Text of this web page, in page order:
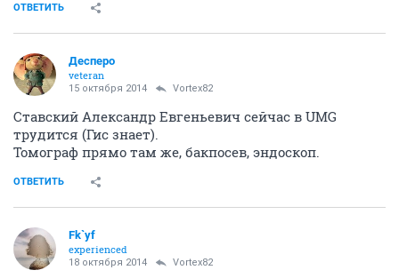
ОТВЕТИТЬ
Десперо
veteran
15 октября 2014 Vortex82
Ставский Александр Евгеньевич сейчас в UMG
трудится (Гис знает).
Томограф прямо там же, бакпосев, эндоскоп.
ОТВЕТИТЬ
Fk`yf
experienced
18 октября 2014 Vortex82